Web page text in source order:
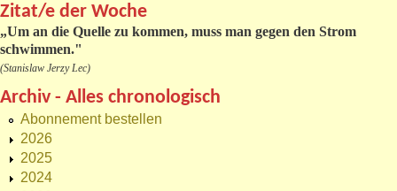
Zitat/e der Woche
„Um an die Quelle zu kommen, muss man gegen den Strom
schwimmen."
(Stanislaw Jerzy Lec)
Archiv - Alles chronologisch
Abonnement bestellen
2026
2025
2024